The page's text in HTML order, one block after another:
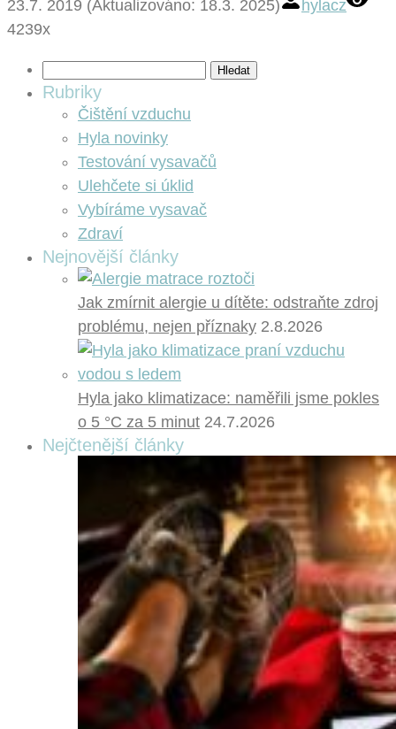
23.7. 2019 (Aktualizováno: 18.3. 2025)
hylacz
4239x
Vyhledávání
Rubriky
Čištění vzduchu
Hyla novinky
Testování vysavačů
Ulehčete si úklid
Vybíráme vysavač
Zdraví
Nejnovější články
Jak zmírnit alergie u dítěte: odstraňte zdroj
problému, nejen příznaky 2.8.2026
Hyla jako klimatizace: naměřili jsme pokles
o 5 °C za 5 minut 24.7.2026
Nejčtenější články